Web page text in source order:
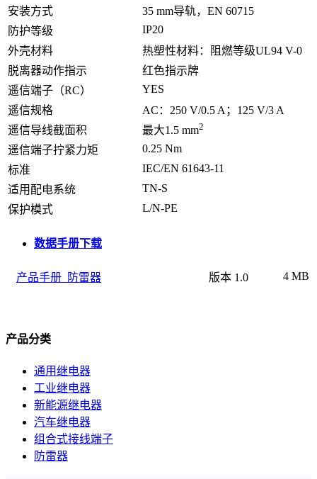
安装方式
35 mm导轨，EN 60715
防护等级
IP20
外壳材料
热塑性材料：阻燃等级UL94 V-0
脱离器动作指示
红色指示牌
遥信端子（RC）
YES
遥信规格
AC：250 V/0.5 A；125 V/3 A
遥信导线截面积
最大1.5 mm2
遥信端子拧紧力矩
0.25 Nm
标准
IEC/EN 61643-11
适用配电系统
TN-S
保护模式
L/N-PE
数据手册下载
产品手册_防雷器 版本 1.0 4 MB
产品分类
通用继电器
工业继电器
新能源继电器
汽车继电器
组合式接线端子
防雷器